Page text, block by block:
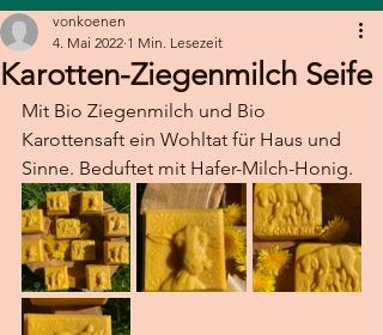
Karotten-Ziegenmilch Seife
vonkoenen
4. Mai 2022 1 Min. Lesezeit
Mit Bio Ziegenmilch und Bio
Karottensaft ein Wohltat für Haus und
Sinne. Beduftet mit Hafer-Milch-Honig.